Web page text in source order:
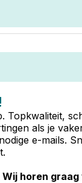
Topkwaliteit,
als je
e-mails.
horen graag